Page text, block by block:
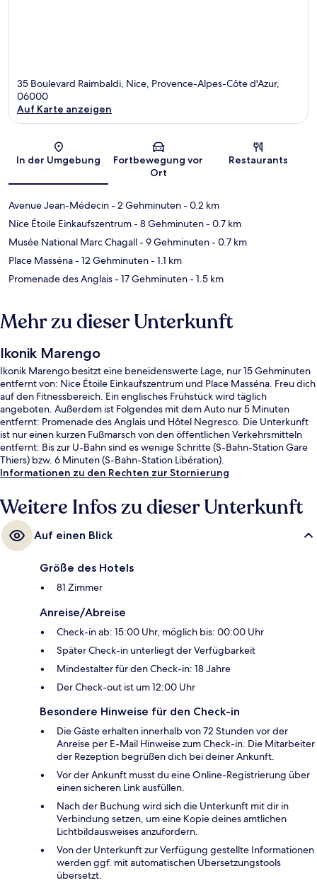
35 Boulevard Raimbaldi, Nice, Provence-Alpes-Côte d'Azur,
06000
Auf Karte anzeigen
In der Umgebung
Fortbewegung vor
Ort
Restaurants
Avenue Jean-Médecin- 2 Gehminuten- 0.2 km
Nice Étoile Einkaufszentrum- 8 Gehminuten- 0.7 km
Musée National Marc Chagall- 9 Gehminuten- 0.7 km
Place Masséna- 12 Gehminuten- 1.1 km
Promenade des Anglais- 17 Gehminuten- 1.5 km
Mehr zu dieser Unterkunft
Ikonik Marengo
Ikonik Marengo besitzt eine beneidenswerte Lage, nur 15 Gehminuten
entfernt von: Nice Étoile Einkaufszentrum und Place Masséna. Freu dich
auf den Fitnessbereich. Ein englisches Frühstück wird täglich
angeboten. Außerdem ist Folgendes mit dem Auto nur 5 Minuten
entfernt: Promenade des Anglais und Hôtel Negresco. Die Unterkunft
ist nur einen kurzen Fußmarsch von den öffentlichen Verkehrsmitteln
entfernt: Bis zur U-Bahn sind es wenige Schritte (S-Bahn-Station Gare
Thiers) bzw. 6 Minuten (S-Bahn-Station Libération).
Informationen zu den Rechten zur Stornierung
Weitere Infos zu dieser Unterkunft
Auf einen Blick
Größe des Hotels
81 Zimmer
Anreise/Abreise
Check-in ab: 15:00 Uhr, möglich bis: 00:00 Uhr
Später Check-in unterliegt der Verfügbarkeit
Mindestalter für den Check-in: 18 Jahre
Der Check-out ist um 12:00 Uhr
Besondere Hinweise für den Check-in
Die Gäste erhalten innerhalb von 72 Stunden vor der
Anreise per E-Mail Hinweise zum Check-in. Die Mitarbeiter
der Rezeption begrüßen dich bei deiner Ankunft.
Vor der Ankunft musst du eine Online-Registrierung über
einen sicheren Link ausfüllen.
Nach der Buchung wird sich die Unterkunft mit dir in
Verbindung setzen, um eine Kopie deines amtlichen
Lichtbildausweises anzufordern.
Von der Unterkunft zur Verfügung gestellte Informationen
werden ggf. mit automatischen Übersetzungstools
übersetzt.